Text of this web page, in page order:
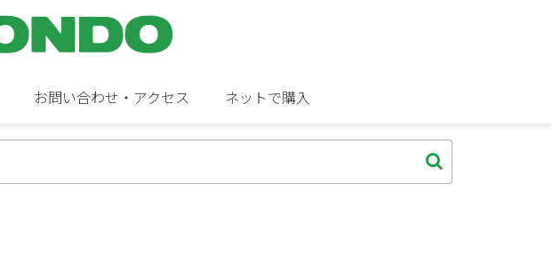
お問い合わせ・アクセス ネットで購入